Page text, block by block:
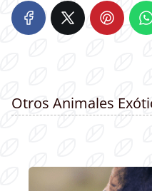
Otros Animales